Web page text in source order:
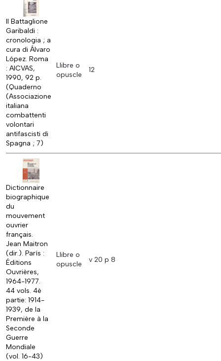
Il Battaglione
Garibaldi :
cronologia ; a
cura di Álvaro
López. Roma
: AICVAS,
1990, 92 p.
(Quaderno
(Associazione
italiana
combattenti
volontari
antifascisti di
Spagna ; 7)
Llibre o
opuscle
12
Dictionnaire
biographique
du
mouvement
ouvrier
français.
Jean Maitron
(dir.). París :
Éditions
Ouvrières,
1964-1977.
44 vols. 4è
partie: 1914-
1939, de la
Première à la
Seconde
Guerre
Mondiale
(vol. 16-43)
Llibre o
opuscle
v 20 p 8